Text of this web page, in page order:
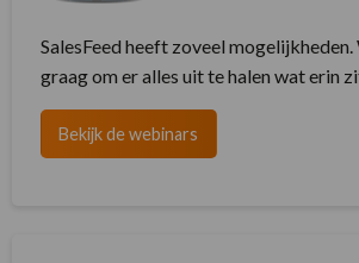
SalesFeed heeft zoveel mogelijkheden.
graag om er alles uit te halen wat erin
Bekijk de webinars